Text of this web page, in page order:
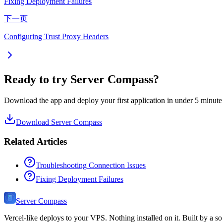
下一页
Configuring Trust Proxy Headers
Ready to try Server Compass?
Download the app and deploy your first application in under 5
Download Server Compass
Related Articles
Troubleshooting Connection Issues
Fixing Deployment Failures
Server Compass
Vercel-like deploys to your VPS. Nothing installed on it. Built by a